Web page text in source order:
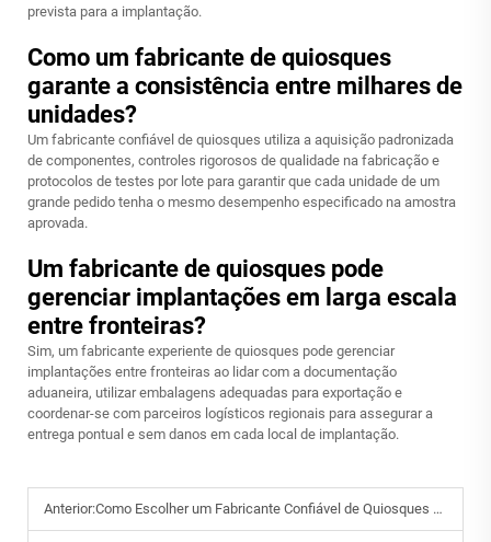
prevista para a implantação.
Como um fabricante de quiosques
garante a consistência entre milhares de
unidades?
Um fabricante confiável de quiosques utiliza a aquisição padronizada
de componentes, controles rigorosos de qualidade na fabricação e
protocolos de testes por lote para garantir que cada unidade de um
grande pedido tenha o mesmo desempenho especificado na amostra
aprovada.
Um fabricante de quiosques pode
gerenciar implantações em larga escala
entre fronteiras?
Sim, um fabricante experiente de quiosques pode gerenciar
implantações entre fronteiras ao lidar com a documentação
aduaneira, utilizar embalagens adequadas para exportação e
coordenar-se com parceiros logísticos regionais para assegurar a
entrega pontual e sem danos em cada local de implantação.
Anterior:Como Escolher um Fabricante Confiável de Quiosques para Projetos OEM?